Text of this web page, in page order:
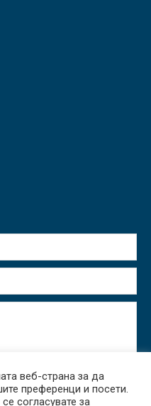
веб-страна за да
преференци и посети.
согласувате за